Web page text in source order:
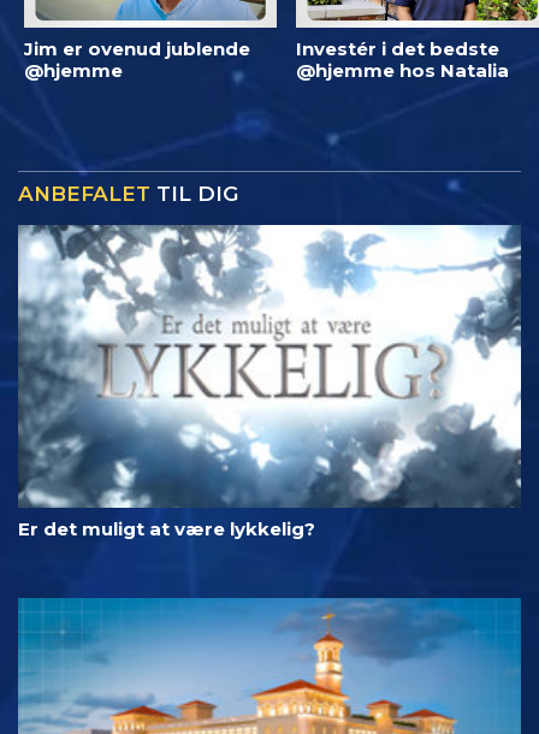
Jim er ovenud jublende
@hjemme
Investér i det bedste
@hjemme hos Natalia
ANBEFALET TIL DIG
Er det muligt at være lykkelig?